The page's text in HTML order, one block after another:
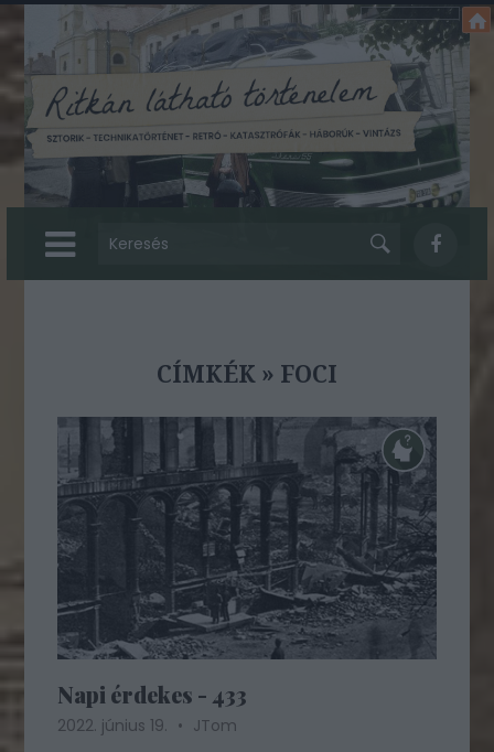
CÍMKÉK » FOCI
Napi érdekes - 433
2022. június 19.
JTom